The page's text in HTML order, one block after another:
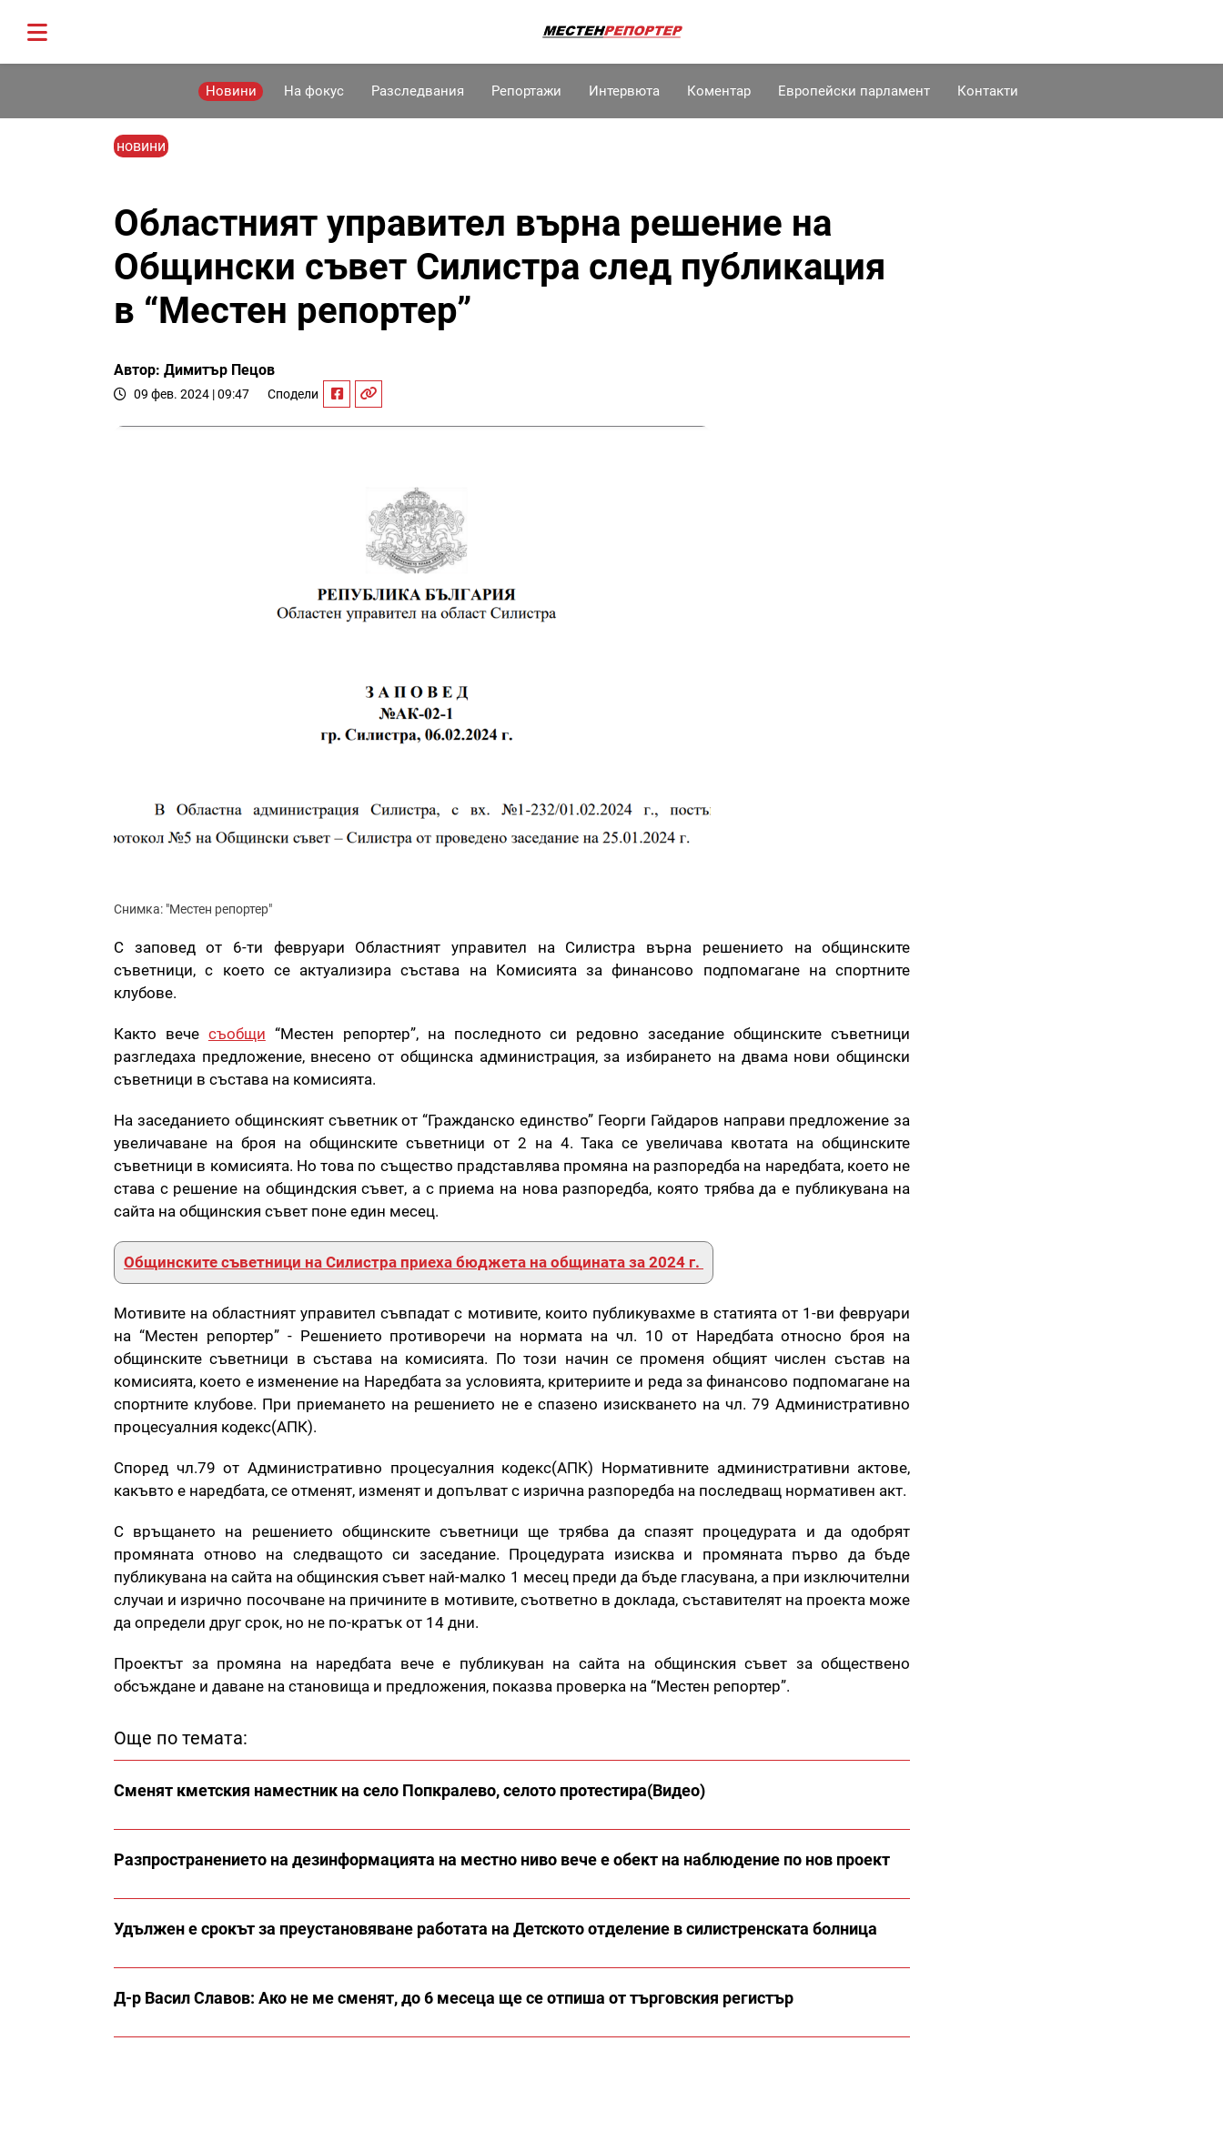
Новини На фокус Разследвания Репортажи Интервюта Коментар Европейски парламент Контакти
новини
Областният управител върна решение на
Общински съвет Силистра след публикация
в “Местен репортер”
Автор: Димитър Пецов
09 фев. 2024 | 09:47 Сподели
Снимка: "Местен репортер"
С заповед от 6-ти февруари Областният управител на Силистра върна решението на общинските
съветници, с което се актуализира състава на Комисията за финансово подпомагане на спортните
клубове.
Както вече съобщи “Местен репортер”, на последното си редовно заседание общинските съветници
разгледаха предложение, внесено от общинска администрация, за избирането на двама нови общински
съветници в състава на комисията.
На заседанието общинският съветник от “Гражданско единство” Георги Гайдаров направи предложение за
увеличаване на броя на общинските съветници от 2 на 4. Така се увеличава квотата на общинските
съветници в комисията. Но това по същество прадставлява промяна на разпоредба на наредбата, което не
става с решение на общиндския съвет, а с приема на нова разпоредба, която трябва да е публикувана на
сайта на общинския съвет поне един месец.
Общинските съветници на Силистра приеха бюджета на общината за 2024 г.
Мотивите на областният управител съвпадат с мотивите, които публикувахме в статията от 1-ви февруари
на “Местен репортер” - Решението противоречи на нормата на чл. 10 от Наредбата относно броя на
общинските съветници в състава на комисията. По този начин се променя общият числен състав на
комисията, което е изменение на Наредбата за условията, критериите и реда за финансово подпомагане на
спортните клубове. При приемането на решението не е спазено изискването на чл. 79 Административно
процесуалния кодекс(АПК).
Според чл.79 от Административно процесуалния кодекс(АПК) Нормативните административни актове,
какъвто е наредбата, се отменят, изменят и допълват с изрична разпоредба на последващ нормативен акт.
С връщането на решението общинските съветници ще трябва да спазят процедурата и да одобрят
промяната отново на следващото си заседание. Процедурата изисква и промяната първо да бъде
публикувана на сайта на общинския съвет най-малко 1 месец преди да бъде гласувана, а при изключителни
случаи и изрично посочване на причините в мотивите, съответно в доклада, съставителят на проекта може
да определи друг срок, но не по-кратък от 14 дни.
Проектът за промяна на наредбата вече е публикуван на сайта на общинския съвет за обществено
обсъждане и даване на становища и предложения, показва проверка на “Местен репортер”.
Още по темата:
Сменят кметския наместник на село Попкралево, селото протестира(Видео)
Разпространението на дезинформацията на местно ниво вече е обект на наблюдение по нов проект
Удължен е срокът за преустановяване работата на Детското отделение в силистренската болница
Д-р Васил Славов: Ако не ме сменят, до 6 месеца ще се отпиша от търговския регистър